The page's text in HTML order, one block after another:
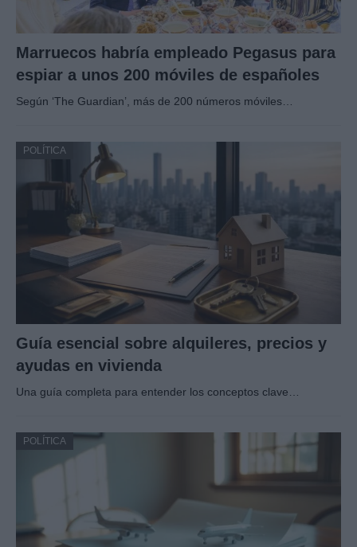
Marruecos habría empleado Pegasus para
espiar a unos 200 móviles de españoles
Según ‘The Guardian’, más de 200 números móviles…
POLÍTICA
Guía esencial sobre alquileres, precios y
ayudas en vivienda
Una guía completa para entender los conceptos clave…
POLÍTICA